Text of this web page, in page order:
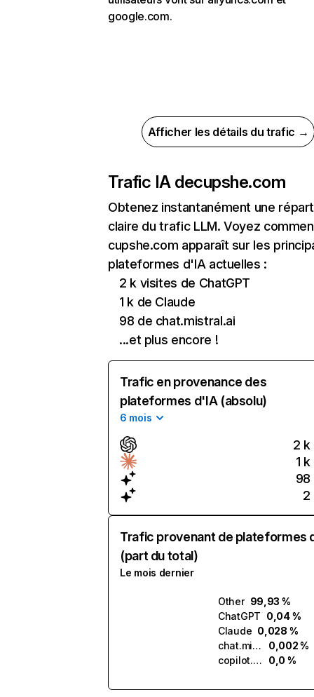
google.com.
Afficher les détails du trafic →
Trafic IA decupshe.com
Obtenez instantanément une
claire du trafic LLM. Voyez
cupshe.com apparaît sur les
plateformes d'IA actuelles :
2 k visites de ChatGPT
1 k de Claude
98 de chat.mistral.ai
...et plus encore !
Trafic en provenance des
plateformes d'IA (absolu)
6 mois
2 k
1 k
98
2
Trafic provenant de plateformes
(part du total)
Le mois dernier
Other 99,93 %
ChatGPT 0,04 %
Claude 0,028 %
chat.mistral.ai
0,002 %
copilot.microsoft.com
0,0 %